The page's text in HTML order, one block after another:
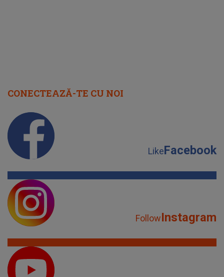
CONECTEAZĂ-TE CU NOI
LikeFacebook
FollowInstagram